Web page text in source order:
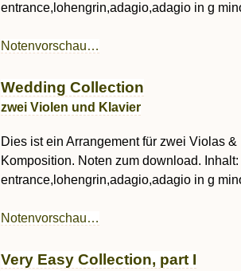
entrance,lohengrin,adagio,adagio in g
Notenvorschau…
Wedding Collection
zwei Violen und Klavier
Dies ist ein Arrangement für zwei Violas
Komposition. Noten zum download.
entrance,lohengrin,adagio,adagio in g
Notenvorschau…
Very Easy Collection, part I